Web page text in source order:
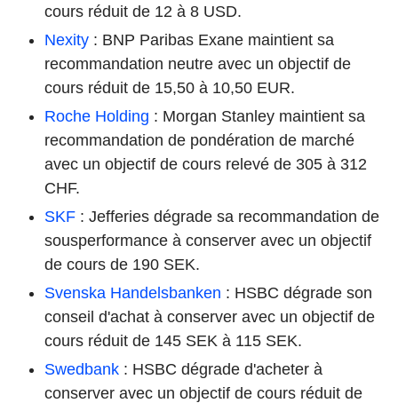
cours réduit de 12 à 8 USD.
Nexity : BNP Paribas Exane maintient sa
recommandation neutre avec un objectif de
cours réduit de 15,50 à 10,50 EUR.
Roche Holding : Morgan Stanley maintient sa
recommandation de pondération de marché
avec un objectif de cours relevé de 305 à 312
CHF.
SKF : Jefferies dégrade sa recommandation de
sousperformance à conserver avec un objectif
de cours de 190 SEK.
Svenska Handelsbanken : HSBC dégrade son
conseil d'achat à conserver avec un objectif de
cours réduit de 145 SEK à 115 SEK.
Swedbank : HSBC dégrade d'acheter à
conserver avec un objectif de cours réduit de